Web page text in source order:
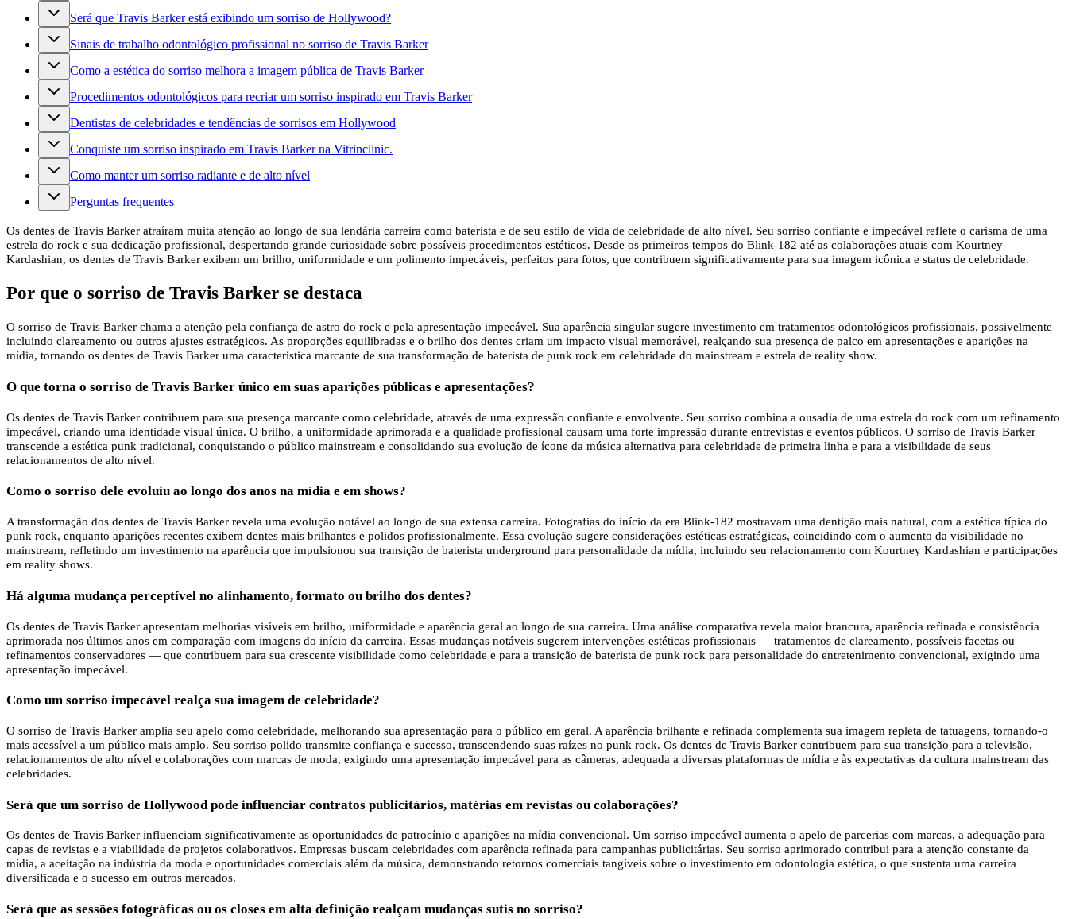
Será que Travis Barker está exibindo um sorriso de Hollywood?
Sinais de trabalho odontológico profissional no sorriso de Travis Barker
Como a estética do sorriso melhora a imagem pública de Travis Barker
Procedimentos odontológicos para recriar um sorriso inspirado em Travis Barker
Dentistas de celebridades e tendências de sorrisos em Hollywood
Conquiste um sorriso inspirado em Travis Barker na Vitrinclinic.
Como manter um sorriso radiante e de alto nível
Perguntas frequentes
Os dentes de Travis Barker atraíram muita atenção ao longo de sua lendária carreira como baterista e de seu estilo de vida de celebridade de alto nível. Seu sorriso confiante e impecável reflete o carisma de uma
estrela do rock e sua dedicação profissional, despertando grande curiosidade sobre possíveis procedimentos estéticos. Desde os primeiros tempos do Blink-182 até as colaborações atuais com Kourtney
Kardashian, os dentes de Travis Barker exibem um brilho, uniformidade e um polimento impecáveis, perfeitos para fotos, que contribuem significativamente para sua imagem icônica e status de celebridade.
Por que o sorriso de Travis Barker se destaca
O sorriso de Travis Barker chama a atenção pela confiança de astro do rock e pela apresentação impecável. Sua aparência singular sugere investimento em tratamentos odontológicos profissionais, possivelmente
incluindo clareamento ou outros ajustes estratégicos. As proporções equilibradas e o brilho dos dentes criam um impacto visual memorável, realçando sua presença de palco em apresentações e aparições na
mídia, tornando os dentes de Travis Barker uma característica marcante de sua transformação de baterista de punk rock em celebridade do mainstream e estrela de reality show.
O que torna o sorriso de Travis Barker único em suas aparições públicas e apresentações?
Os dentes de Travis Barker contribuem para sua presença marcante como celebridade, através de uma expressão confiante e envolvente. Seu sorriso combina a ousadia de uma estrela do rock com um refinamento
impecável, criando uma identidade visual única. O brilho, a uniformidade aprimorada e a qualidade profissional causam uma forte impressão durante entrevistas e eventos públicos. O sorriso de Travis Barker
transcende a estética punk tradicional, conquistando o público mainstream e consolidando sua evolução de ícone da música alternativa para celebridade de primeira linha e para a visibilidade de seus
relacionamentos de alto nível.
Como o sorriso dele evoluiu ao longo dos anos na mídia e em shows?
A transformação dos dentes de Travis Barker revela uma evolução notável ao longo de sua extensa carreira. Fotografias do início da era Blink-182 mostravam uma dentição mais natural, com a estética típica do
punk rock, enquanto aparições recentes exibem dentes mais brilhantes e polidos profissionalmente. Essa evolução sugere considerações estéticas estratégicas, coincidindo com o aumento da visibilidade no
mainstream, refletindo um investimento na aparência que impulsionou sua transição de baterista underground para personalidade da mídia, incluindo seu relacionamento com Kourtney Kardashian e participações
em reality shows.
Há alguma mudança perceptível no alinhamento, formato ou brilho dos dentes?
Os dentes de Travis Barker apresentam melhorias visíveis em brilho, uniformidade e aparência geral ao longo de sua carreira. Uma análise comparativa revela maior brancura, aparência refinada e consistência
aprimorada nos últimos anos em comparação com imagens do início da carreira. Essas mudanças notáveis ​​sugerem intervenções estéticas profissionais — tratamentos de clareamento, possíveis facetas ou
refinamentos conservadores — que contribuem para sua crescente visibilidade como celebridade e para a transição de baterista de punk rock para personalidade do entretenimento convencional, exigindo uma
apresentação impecável.
Como um sorriso impecável realça sua imagem de celebridade?
O sorriso de Travis Barker amplia seu apelo como celebridade, melhorando sua apresentação para o público em geral. A aparência brilhante e refinada complementa sua imagem repleta de tatuagens, tornando-o
mais acessível a um público mais amplo. Seu sorriso polido transmite confiança e sucesso, transcendendo suas raízes no punk rock. Os dentes de Travis Barker contribuem para sua transição para a televisão,
relacionamentos de alto nível e colaborações com marcas de moda, exigindo uma apresentação impecável para as câmeras, adequada a diversas plataformas de mídia e às expectativas da cultura mainstream das
celebridades.
Será que um sorriso de Hollywood pode influenciar contratos publicitários, matérias em revistas ou colaborações?
Os dentes de Travis Barker influenciam significativamente as oportunidades de patrocínio e aparições na mídia convencional. Um sorriso impecável aumenta o apelo de parcerias com marcas, a adequação para
capas de revistas e a viabilidade de projetos colaborativos. Empresas buscam celebridades com aparência refinada para campanhas publicitárias. Seu sorriso aprimorado contribui para a atenção constante da
mídia, a aceitação na indústria da moda e oportunidades comerciais além da música, demonstrando retornos comerciais tangíveis sobre o investimento em odontologia estética, o que sustenta uma carreira
diversificada e o sucesso em outros mercados.
Será que as sessões fotográficas ou os closes em alta definição realçam mudanças sutis no sorriso?